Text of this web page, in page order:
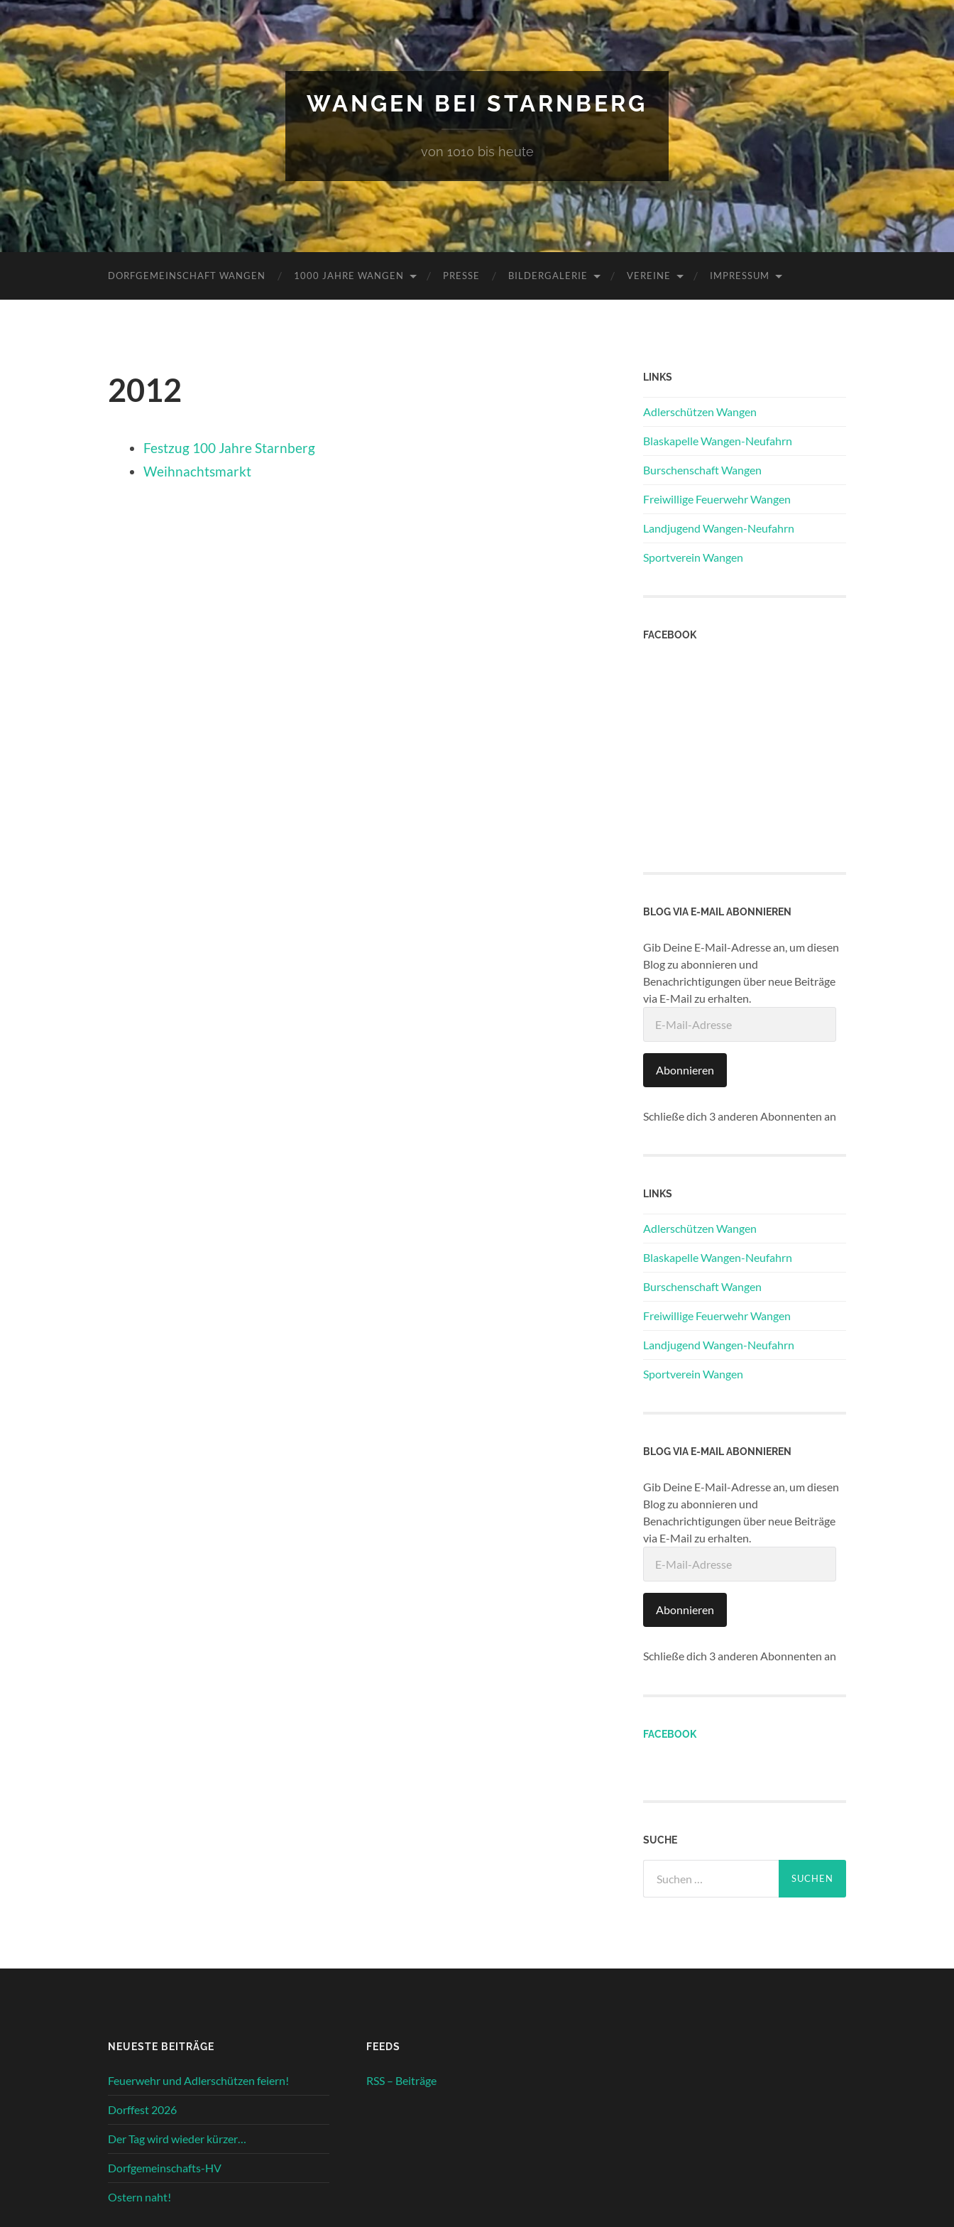
WANGEN BEI STARNBERG
von 1010 bis heute
DORFGEMEINSCHAFT WANGEN 1000 JAHRE WANGEN PRESSE BILDERGALERIE VEREINE IMPRESSUM
2012
Festzug 100 Jahre Starnberg
Weihnachtsmarkt
LINKS
Adlerschützen Wangen
Blaskapelle Wangen-Neufahrn
Burschenschaft Wangen
Freiwillige Feuerwehr Wangen
Landjugend Wangen-Neufahrn
Sportverein Wangen
FACEBOOK
BLOG VIA E-MAIL ABONNIEREN
Gib Deine E-Mail-Adresse an, um diesen
Blog zu abonnieren und
Benachrichtigungen über neue Beiträge
via E-Mail zu erhalten.
Mail-
Abonnieren
Schließe dich 3 anderen Abonnenten an
LINKS
Adlerschützen Wangen
Blaskapelle Wangen-Neufahrn
Burschenschaft Wangen
Freiwillige Feuerwehr Wangen
Landjugend Wangen-Neufahrn
Sportverein Wangen
BLOG VIA E-MAIL ABONNIEREN
Gib Deine E-Mail-Adresse an, um diesen
Blog zu abonnieren und
Benachrichtigungen über neue Beiträge
via E-Mail zu erhalten.
Mail-
Abonnieren
Schließe dich 3 anderen Abonnenten an
FACEBOOK
SUCHE
nach:
NEUESTE BEITRÄGE
Feuerwehr und Adlerschützen feiern!
Dorffest 2026
Der Tag wird wieder kürzer…
Dorfgemeinschafts-HV
Ostern naht!
FEEDS
RSS – Beiträge